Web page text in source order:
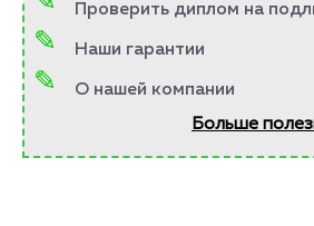
Проверить диплом на
Наши гарантии
О нашей компании
Больше